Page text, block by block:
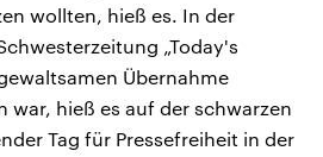
wollten, hieß es. In der
„Today's
Übernahme
hieß es auf der schwarzen
Tag für Pressefreiheit in der